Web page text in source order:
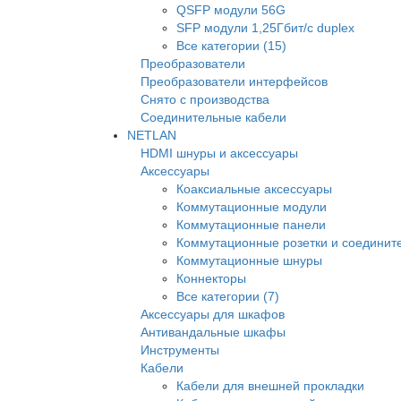
QSFP модули 56G
SFP модули 1,25Гбит/с duplex
Все категории (15)
Преобразователи
Преобразователи интерфейсов
Снято с производства
Соединительные кабели
NETLAN
HDMI шнуры и аксессуары
Аксессуары
Коаксиальные аксессуары
Коммутационные модули
Коммутационные панели
Коммутационные розетки и
Коммутационные шнуры
Коннекторы
Все категории (7)
Аксессуары для шкафов
Антивандальные шкафы
Инструменты
Кабели
Кабели для внешней прокладки